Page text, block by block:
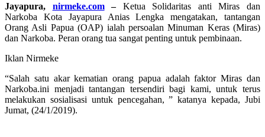
Jayapura, nirmeke.com– Ketua Solidaritas anti Miras dan
Narkoba Kota Jayapura Anias Lengka mengatakan, tantangan
Orang Asli Papua (OAP) ialah persoalan Minuman Keras (Miras)
dan Narkoba. Peran orang tua sangat penting untuk pembinaan.
Iklan Nirmeke
“Salah satu akar kematian orang papua adalah faktor Miras dan
Narkoba.ini menjadi tantangan tersendiri bagi kami, untuk terus
melakukan sosialisasi untuk pencegahan, ” katanya kepada, Jubi
Jumat, (24/1/2019).